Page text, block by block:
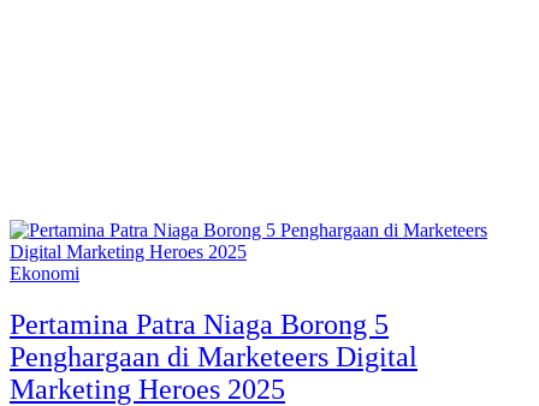
Ekonomi
Pertamina Patra Niaga Borong 5
Penghargaan di Marketeers Digital
Marketing Heroes 2025